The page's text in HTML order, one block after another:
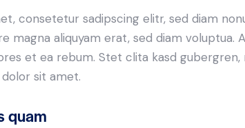
consetetur sadipscing elitr, sed diam
magna aliquyam erat, sed diam voluptua.
et ea rebum. Stet clita kasd gubergren,
sit amet.
quam